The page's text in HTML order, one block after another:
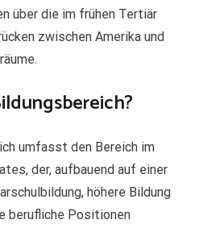
über die im frühen Tertiär
zwischen Amerika und
umfasst den Bereich im
der, aufbauend auf einer
höhere Bildung
berufliche Positionen